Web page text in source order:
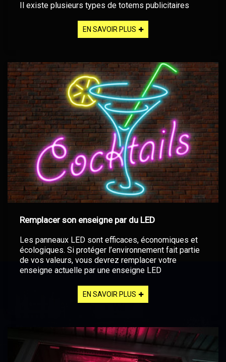
Il existe plusieurs types de totems publicitaires
EN SAVOIR PLUS
Remplacer son enseigne par du LED
Les panneaux LED sont efficaces, économiques et
écologiques. Si protéger l’environnement fait partie
de vos valeurs, vous devrez remplacer votre
enseigne actuelle par une enseigne LED
EN SAVOIR PLUS